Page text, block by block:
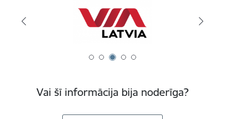
Vai šī informācija bija noderīga?